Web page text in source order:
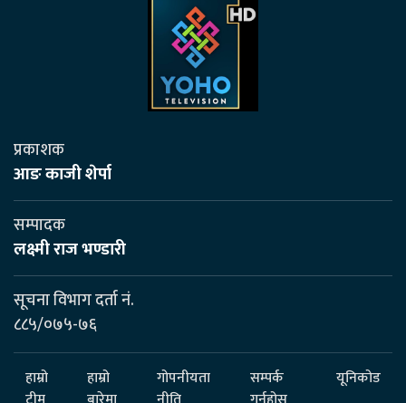
प्रकाशक
आङ काजी शेर्पा
सम्पादक
लक्ष्मी राज भण्डारी
सूचना विभाग दर्ता नं.
८८५/०७५-७६
हाम्रो
हाम्रो
गोपनीयता
सम्पर्क
यूनिकोड